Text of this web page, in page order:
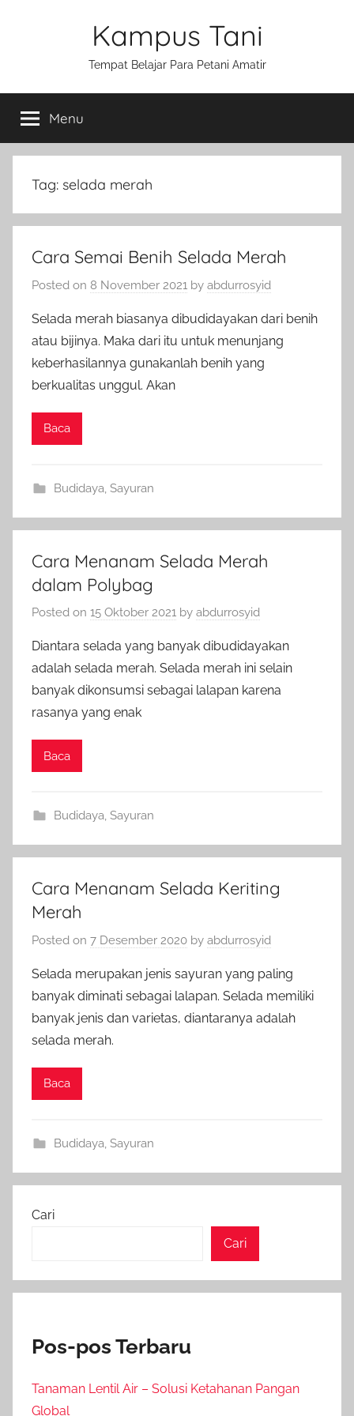
Kampus Tani
Tempat Belajar Para Petani Amatir
Menu
Tag: selada merah
Cara Semai Benih Selada Merah
Posted on 8 November 2021 by abdurrosyid
Selada merah biasanya dibudidayakan dari benih
atau bijinya. Maka dari itu untuk menunjang
keberhasilannya gunakanlah benih yang
berkualitas unggul. Akan
Baca
Budidaya Sayuran
Cara Menanam Selada Merah
dalam Polybag
Posted on 15 Oktober 2021 by abdurrosyid
Diantara selada yang banyak dibudidayakan
adalah selada merah. Selada merah ini selain
banyak dikonsumsi sebagai lalapan karena
rasanya yang enak
Baca
Budidaya, Sayuran
Cara Menanam Selada Keriting
Merah
Posted on 7 Desember 2020 by abdurrosyid
Selada merupakan jenis sayuran yang paling
banyak diminati sebagai lalapan. Selada memiliki
banyak jenis dan varietas, diantaranya adalah
selada merah.
Baca
Budidaya Sayuran
Cari
Cari
Pos-pos Terbaru
Tanaman Lentil Air – Solusi Ketahanan Pangan
Global